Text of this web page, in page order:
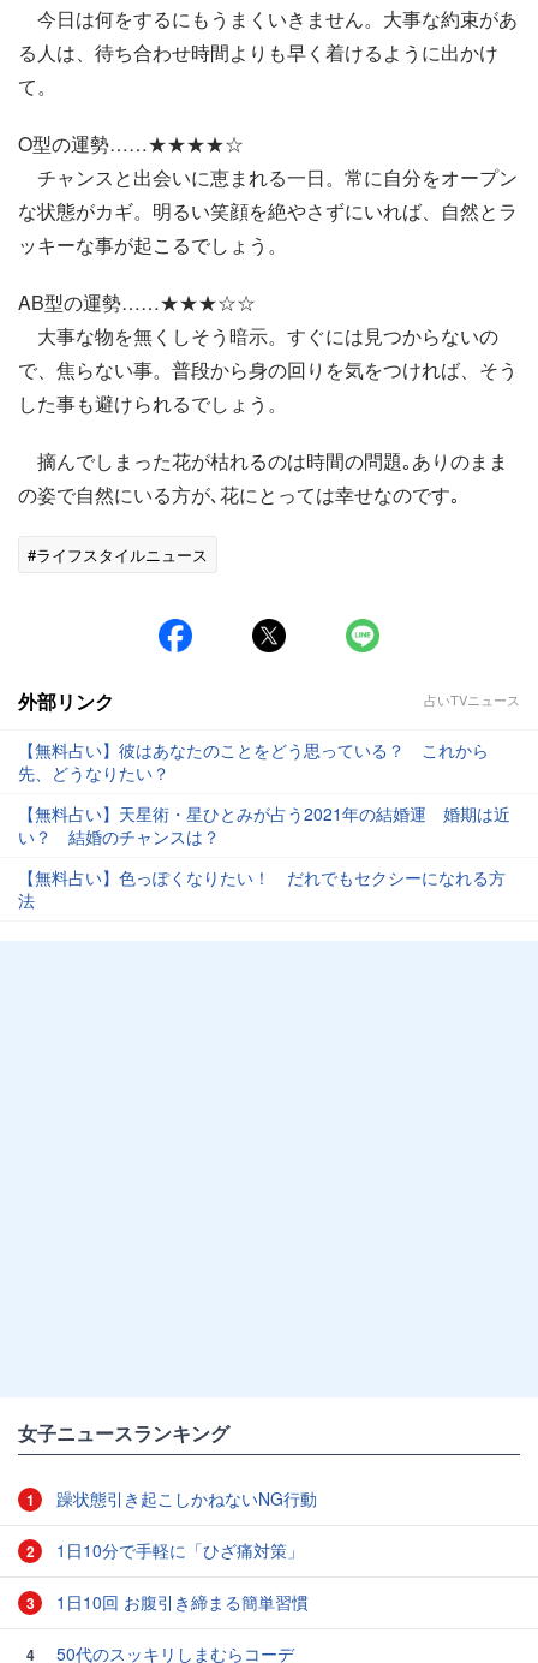
今日は何をするにもうまくいきません。大事な約束があ
る人は、待ち合わせ時間よりも早く着けるように出かけ
て。
O型の運勢……★★★★☆
チャンスと出会いに恵まれる一日。常に自分をオープン
な状態がカギ。明るい笑顔を絶やさずにいれば、自然とラ
ッキーな事が起こるでしょう。
AB型の運勢……★★★☆☆
大事な物を無くしそう暗示。すぐには見つからないの
で、焦らない事。普段から身の回りを気をつければ、そう
した事も避けられるでしょう。
摘んでしまった花が枯れるのは時間の問題｡ありのまま
の姿で自然にいる方が､花にとっては幸せなのです｡
#ライフスタイルニュース
外部リンク 占いTVニュース
【無料占い】彼はあなたのことをどう思っている？ これから
先、どうなりたい？
【無料占い】天星術・星ひとみが占う2021年の結婚運 婚期は近
い？ 結婚のチャンスは？
【無料占い】色っぽくなりたい！ だれでもセクシーになれる方
法
女子ニュースランキング
1 躁状態引き起こしかねないNG行動
2 1日10分で手軽に「ひざ痛対策」
3 1日10回 お腹引き締まる簡単習慣
4 50代のスッキリしまむらコーデ